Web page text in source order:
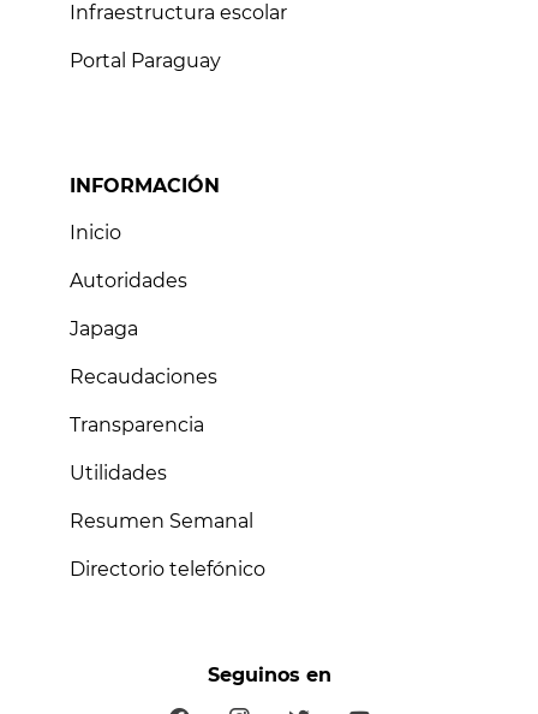
Infraestructura escolar
Portal Paraguay
INFORMACIÓN
Inicio
Autoridades
Japaga
Recaudaciones
Transparencia
Utilidades
Resumen Semanal
Directorio telefónico
Seguinos en